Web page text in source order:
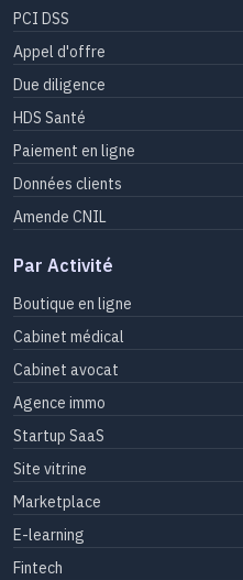
PCI DSS
Appel d'offre
Due diligence
HDS Santé
Paiement en ligne
Données clients
Amende CNIL
Par Activité
Boutique en ligne
Cabinet médical
Cabinet avocat
Agence immo
Startup SaaS
Site vitrine
Marketplace
E-learning
Fintech